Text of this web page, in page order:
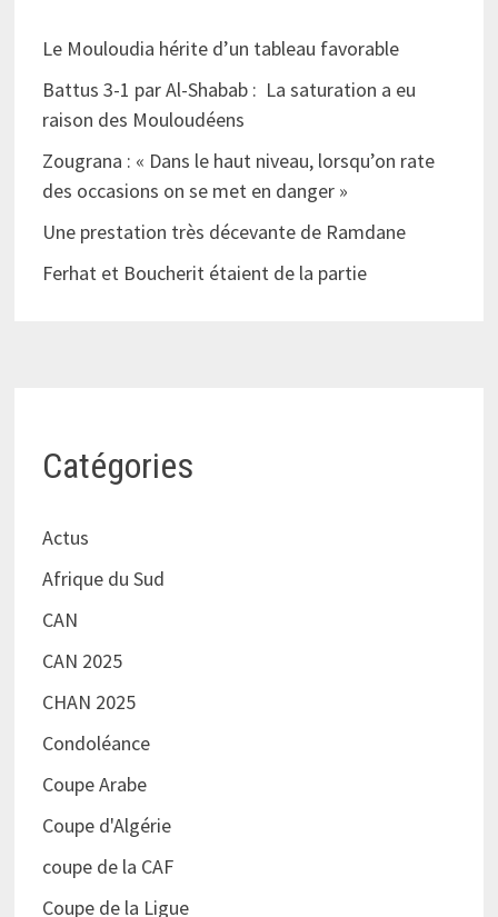
Le Mouloudia hérite d’un tableau favorable
Battus 3-1 par Al-Shabab : La saturation a eu
raison des Mouloudéens
Zougrana : « Dans le haut niveau, lorsqu’on rate
des occasions on se met en danger »
Une prestation très décevante de Ramdane
Ferhat et Boucherit étaient de la partie
Catégories
Actus
Afrique du Sud
CAN
CAN 2025
CHAN 2025
Condoléance
Coupe Arabe
Coupe d'Algérie
coupe de la CAF
Coupe de la Ligue